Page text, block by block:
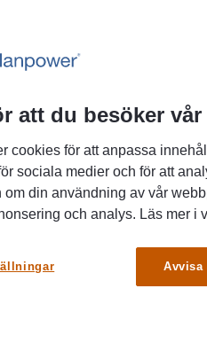
Ta dig tid nu i
du har just
som gör
att du besöker
cookies för att anpassa
sociala medier och för att
om din användning av vår
och analys. Läs mer i
Avvisa